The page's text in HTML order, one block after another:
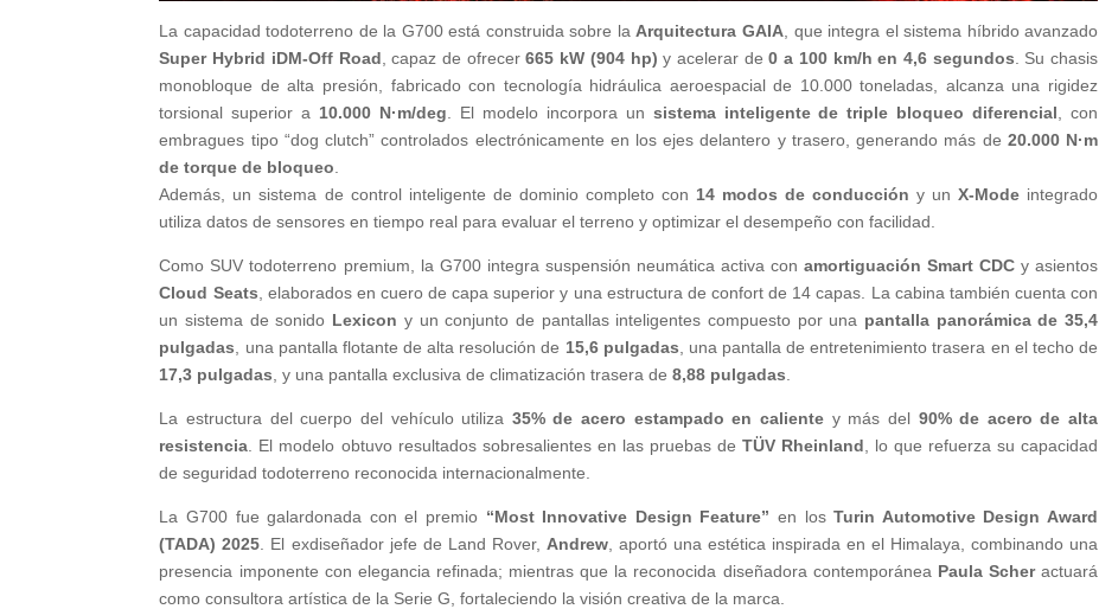
La capacidad todoterreno de la G700 está construida sobre la Arquitectura GAIA , que integra el sistema híbrido avanzado
Super Hybrid iDM-Off Road , capaz de ofrecer665 kW (904 hp) y acelerar de0 a 100 km/h en 4,6 segundos . Su chasis
monobloque de alta presión, fabricado con tecnología hidráulica aeroespacial de 10.000 toneladas, alcanza una rigidez
torsional superior a 10.000 N·m/deg . El modelo incorpora un sistema inteligente de triple bloqueo diferencial , con
embragues tipo “dog clutch” controlados electrónicamente en los ejes delantero y trasero, generando más de 20.000 N·m
de torque de bloqueo
Además, un sistema de control inteligente de dominio completo con 14 modos de conducción y un X-Modeintegrado
utiliza datos de sensores en tiempo real para evaluar el terreno y optimizar el desempeño con facilidad.
Como SUV todoterreno premium, la G700 integra suspensión neumática activa con amortiguación Smart CDCy asientos
Cloud Seats , elaborados en cuero de capa superior y una estructura de confort de 14 capas. La cabina también cuenta con
un sistema de sonido Lexicon y un conjunto de pantallas inteligentes compuesto por una pantalla panorámica de 35,4
pulgadas , una pantalla flotante de alta resolución de 15,6 pulgadas , una pantalla de entretenimiento trasera en el techo de
17,3 pulgadas , y una pantalla exclusiva de climatización trasera de8,88 pulgadas
La estructura del cuerpo del vehículo utiliza 35% de acero estampado en calientey más del 90% de acero de alta
resistencia . El modelo obtuvo resultados sobresalientes en las pruebas de TÜV Rheinland , lo que refuerza su capacidad
de seguridad todoterreno reconocida internacionalmente.
La G700 fue galardonada con el premio “Most Innovative Design Feature” en losTurin Automotive Design Award
(TADA) 2025 . El exdiseñador jefe de Land Rover, Andrew, aportó una estética inspirada en el Himalaya, combinando una
presencia imponente con elegancia refinada; mientras que la reconocida diseñadora contemporánea Paula Scheractuará
como consultora artística de la Serie G, fortaleciendo la visión creativa de la marca.